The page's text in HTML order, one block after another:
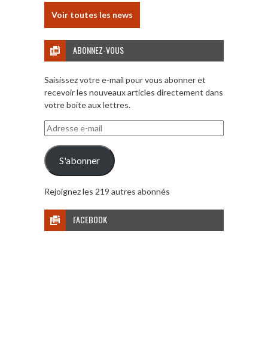
Voir toutes les news
ABONNEZ-VOUS
Saisissez votre e-mail pour vous abonner et
recevoir les nouveaux articles directement dans
votre boite aux lettres.
Adresse
e-
mail
S'abonner
Rejoignez les 219 autres abonnés
FACEBOOK